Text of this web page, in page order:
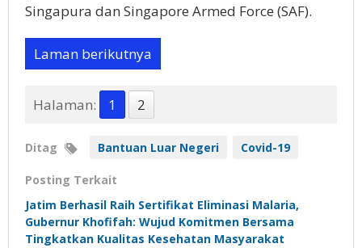
Singapura dan Singapore Armed Force (SAF).
Laman berikutnya
Halaman: 1 2
Ditag Bantuan Luar Negeri Covid-19
Posting Terkait
Jatim Berhasil Raih Sertifikat Eliminasi Malaria,
Gubernur Khofifah: Wujud Komitmen Bersama
Tingkatkan Kualitas Kesehatan Masyarakat